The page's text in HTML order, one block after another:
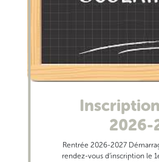
2026-
Rentrée 2026-2027
rendez-vous d’inscription le